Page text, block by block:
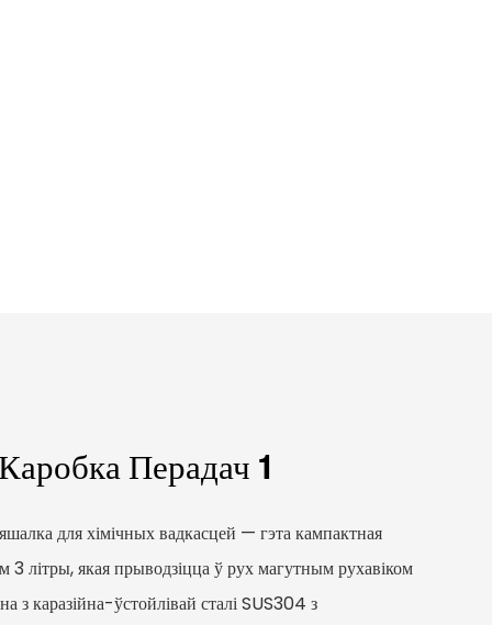
Перадач 1
для хімічных вадкасцей — гэта кампактная
3 літры, якая прыводзіцца ў рух магутным рухавіком
з каразійна-ўстойлівай сталі SUS304 з